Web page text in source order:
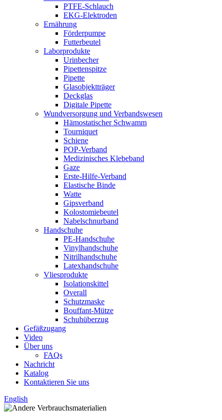
PTFE-Schlauch
EKG-Elektroden
Ernährung
Förderpumpe
Futterbeutel
Laborprodukte
Urinbecher
Pipettenspitze
Pipette
Glasobjektträger
Deckglas
Digitale Pipette
Wundversorgung und Verbandswesen
Hämostatischer Schwamm
Tourniquet
Schiene
POP-Verband
Medizinisches Klebeband
Gaze
Erste-Hilfe-Verband
Elastische Binde
Watte
Gipsverband
Kolostomiebeutel
Nabelschnurband
Handschuhe
PE-Handschuhe
Vinylhandschuhe
Nitrilhandschuhe
Latexhandschuhe
Vliesprodukte
Isolationskittel
Overall
Schutzmaske
Bouffant-Mütze
Schuhüberzug
Gefäßzugang
Video
Über uns
FAQs
Nachricht
Katalog
Kontaktieren Sie uns
English